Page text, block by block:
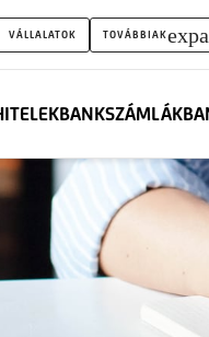
VÁLLALATOK TOVÁBBIAK
BANKSZÁMLÁK